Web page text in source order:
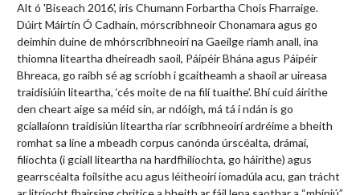
Alt ó 'Biseach 2016', iris Chumann Forbartha Chois Fharraige.
Dúirt Máirtín Ó Cadhain, mórscríbhneoir Chonamara agus go
deimhin duine de mhórscríbhneoirí na Gaeilge riamh anall, ina
thiomna liteartha dheireadh saoil, Páipéir Bhána agus Páipéir
Bhreaca, go raibh sé ag scríobh i gcaitheamh a shaoil ar uireasa
traidisiúin liteartha, ‘cés moite de na filí tuaithe’. Bhí cuid áirithe
den cheart aige sa méid sin, ar ndóigh, má tá i ndán is go
gciallaíonn traidisiún liteartha riar scríbhneoirí ardréime a bheith
romhat sa líne a mbeadh corpus canónda úrscéalta, drámaí,
filíochta (i gciall liteartha na hardfhilíochta, go háirithe) agus
gearrscéalta foilsithe acu agus léitheoirí iomadúla acu, gan trácht